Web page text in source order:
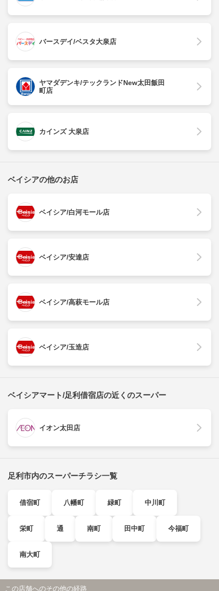
バースデイ/ベスタ大泉店
ヤマダデンキ/テックランドNew太田飯田
町店
カインズ 大泉店
ベイシアの他のお店
ベイシア/白河モール店
ベイシア/安達店
ベイシア/高萩モール店
ベイシア/玉造店
ベイシアマート/足利借宿店の近くのスーパー
イオン太田店
足利市内のスーパーチラシ一覧
借宿町 八幡町 緑町 中川町
栄町 通 南町 田中町 今福町
南大町
この店舗へのその他の経路